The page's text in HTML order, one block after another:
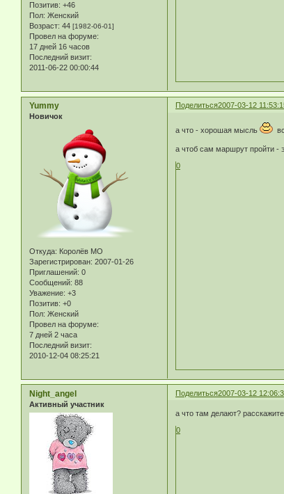
Позитив: +46
Пол: Женский
Возраст: 44 [1982-06-01]
Провел на форуме:
17 дней 16 часов
Последний визит:
2011-06-22 00:00:44
Поделиться2007-03-12
Yummy
Новичок
Откуда: Королёв МО
Зарегистрирован: 2007-01-26
Приглашений: 0
Сообщений: 88
Уважение: +3
Позитив: +0
Пол: Женский
Провел на форуме:
7 дней 2 часа
Последний визит:
2010-12-04 08:25:21
а что - хорошая мысль
а чтоб сам маршрут пройти -
0
Поделиться2007-03-12
Night_angel
Активный участник
а что там делают?
0